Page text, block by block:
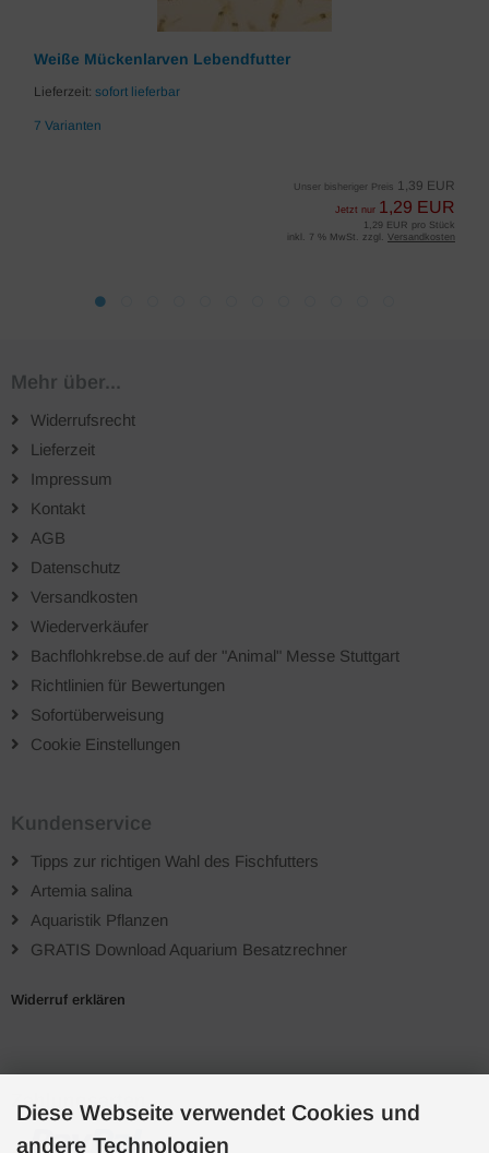
Weiße Mückenlarven Lebendfutter
Lieferzeit: sofort lieferbar
7 Varianten
Unser bisheriger Preis 1,39 EUR
Jetzt nur 1,29 EUR
1,29 EUR pro Stück
inkl. 7 % MwSt. zzgl. Versandkosten
Mehr über...
Widerrufsrecht
Lieferzeit
Impressum
Kontakt
AGB
Datenschutz
Versandkosten
Wiederverkäufer
Bachflohkrebse.de auf der "Animal" Messe Stuttgart
Richtlinien für Bewertungen
Sofortüberweisung
Cookie Einstellungen
Kundenservice
Tipps zur richtigen Wahl des Fischfutters
Artemia salina
Aquaristik Pflanzen
GRATIS Download Aquarium Besatzrechner
Widerruf erklären
Zahlungsarten
Diese Webseite verwendet Cookies und
andere Technologien